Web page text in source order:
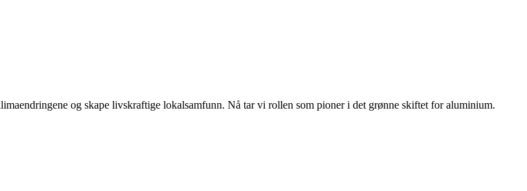
og skape livskraftige lokalsamfunn. Nå tar vi rollen som pioner i det grønne skiftet for aluminium.